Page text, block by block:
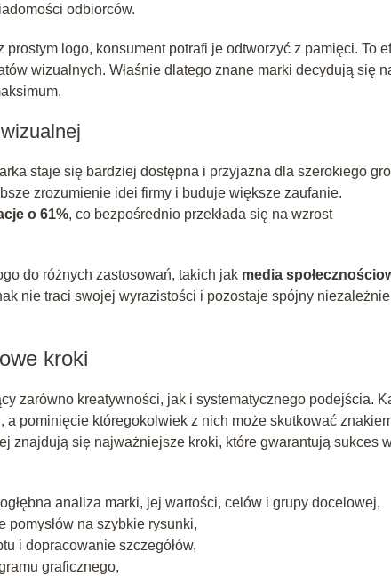
odbiorców.
logo, konsument potrafi je odtworzyć z pamięci. To
wizualnych. Właśnie dlatego znane marki decydują się
staje się bardziej dostępna i przyjazna dla szerokiego
zrozumienie idei firmy i buduje większe zaufanie.
o 61%, co bezpośrednio przekłada się na wzrost
do różnych zastosowań, takich jak media
nie traci swojej wyrazistości i pozostaje spójny
kroki
zarówno kreatywności, jak i systematycznego podejścia.
pominięcie któregokolwiek z nich może skutkować
znajdują się najważniejsze kroki, które gwarantują sukces
analiza marki, jej wartości, celów i grupy docelowej,
pomysłów na szybkie rysunki,
i dopracowanie szczegółów,
graficznego,